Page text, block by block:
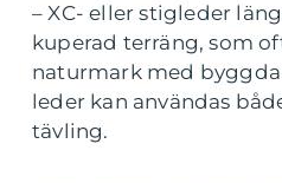
– XC- eller stigleder
kuperad terräng, som
naturmark med byggda
leder kan användas
tävling.